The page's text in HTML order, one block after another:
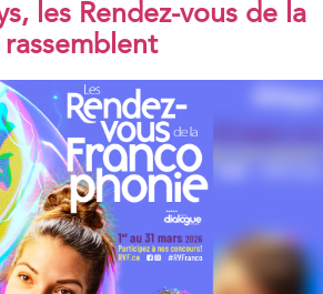
les Rendez-vous de la